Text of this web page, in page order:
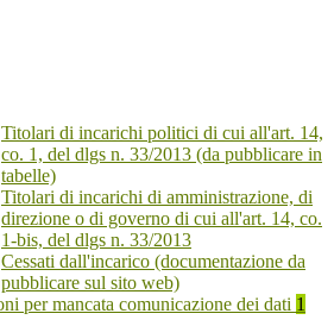
Titolari di incarichi politici di cui all'art. 14,
co. 1, del dlgs n. 33/2013 (da pubblicare in
tabelle)
Titolari di incarichi di amministrazione, di
direzione o di governo di cui all'art. 14, co.
1-bis, del dlgs n. 33/2013
Cessati dall'incarico (documentazione da
pubblicare sul sito web)
per mancata comunicazione dei dati 1